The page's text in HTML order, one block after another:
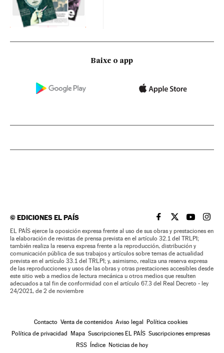
Baixe o app
©EDICIONES EL PAÍS EL PAÍS BRASIL EN
EL PAÍSEL PAÍS
EL
EL PAÍS ejerce la oposición expresa frente al uso de sus obras y prestaciones en
la elaboración de revistas de prensa prevista en el artículo 32.1 del TRLPI;
también realiza la reserva expresa frente a la reproducción, distribución y
comunicación pública de sus trabajos y artículos sobre temas de actualidad
prevista en el artículo 33.1 del TRLPI; y, asimismo, realiza una reserva expresa
de las reproducciones y usos de las obras y otras prestaciones accesibles desde
este sitio web a medios de lectura mecánica u otros medios que resulten
adecuados a tal fin de conformidad con el artículo 67.3 del Real Decreto - ley
24/2021, de 2 de noviembre
Contacto Venta de contenidos Aviso legal
Política cookies
Política de privacidad
Mapa Suscripciones EL PAÍS Suscripciones empresas
RSS
Índice Noticias de hoy